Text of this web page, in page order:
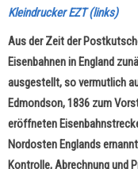
Kleindrucker EZT (links)
Aus der Zeit der
Eisenbahnen in England
ausgestellt, so vermutlich
Edmondson, 1836 zum
eröffneten
Nordosten Englands
Kontrolle, Abrechnung und